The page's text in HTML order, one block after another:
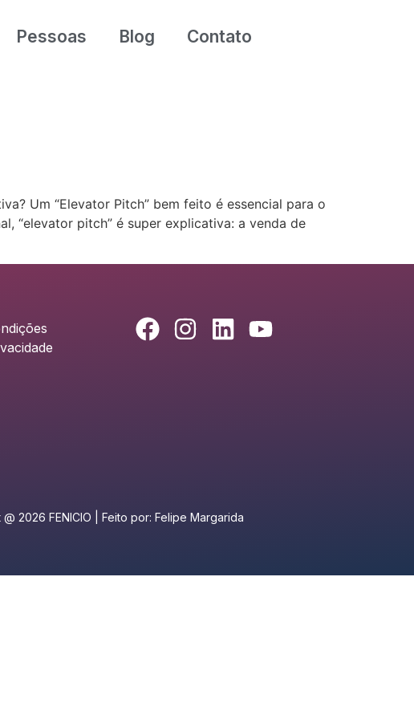
Pessoas Blog Contato
Um “Elevator Pitch” bem feito é essencial para o
“elevator pitch” é super explicativa: a venda de
2026 FENICIO | Feito por: Felipe Margarida